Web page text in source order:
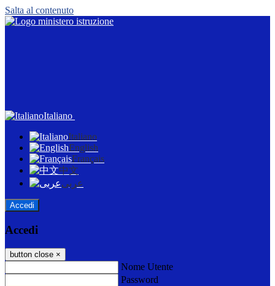
Salta al contenuto
Italiano
Italiano
English
Français
中文
عربى
Accedi
Accedi
button close ×
Nome Utente
Password